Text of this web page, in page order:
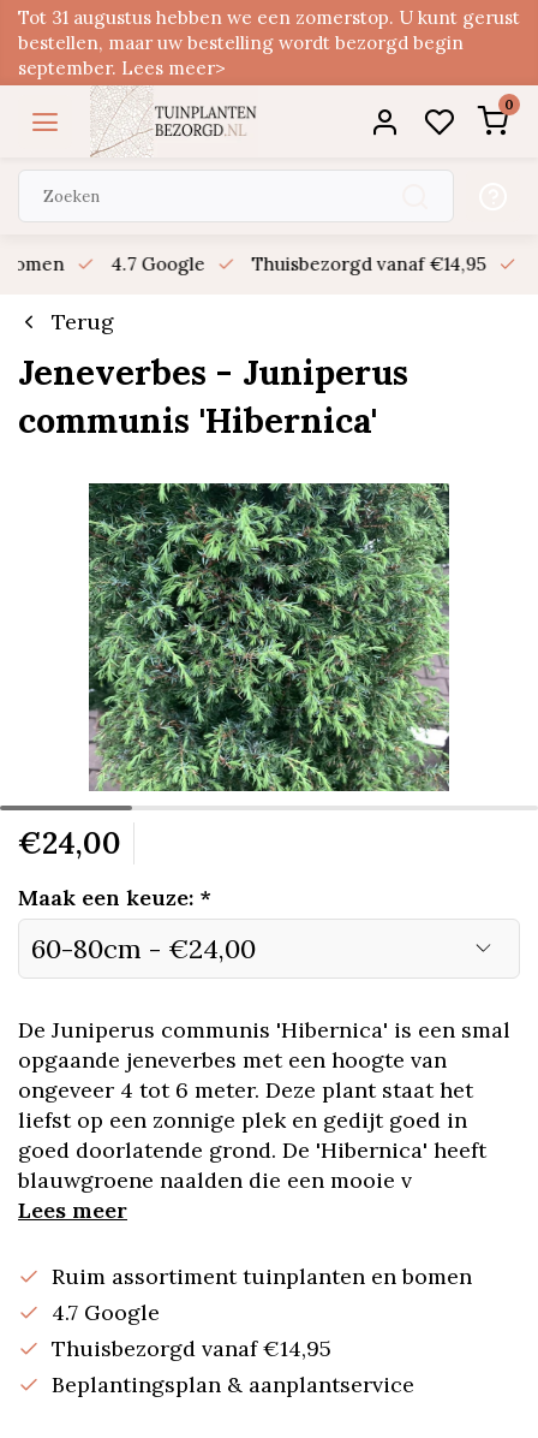
Tot 31 augustus hebben we een zomerstop. U kunt gerust
bestellen, maar uw bestelling wordt bezorgd begin
september. Lees meer>
0
4.7 Google Thuisbezorgd vanaf €14,95
Terug
Jeneverbes - Juniperus
communis 'Hibernica'
€24,00
Maak een keuze: *
De Juniperus communis 'Hibernica' is een smal
opgaande jeneverbes met een hoogte van
ongeveer 4 tot 6 meter. Deze plant staat het
liefst op een zonnige plek en gedijt goed in
goed doorlatende grond. De 'Hibernica' heeft
blauwgroene naalden die een mooie v
Lees meer
Ruim assortiment tuinplanten en bomen
4.7 Google
Thuisbezorgd vanaf €14,95
Beplantingsplan & aanplantservice